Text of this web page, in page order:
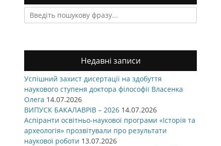
Search
for:
Недавні записи
Успішний захист дисертації на здобуття
наукового ступеня доктора філософії Власенка
Олега 14.07.2026
ВИПУСК БАКАЛАВРІВ – 2026 14.07.2026
Аспіранти освітньо-наукової програми «Історія та
археологія» прозвітували про результати
наукової роботи 13.07.2026